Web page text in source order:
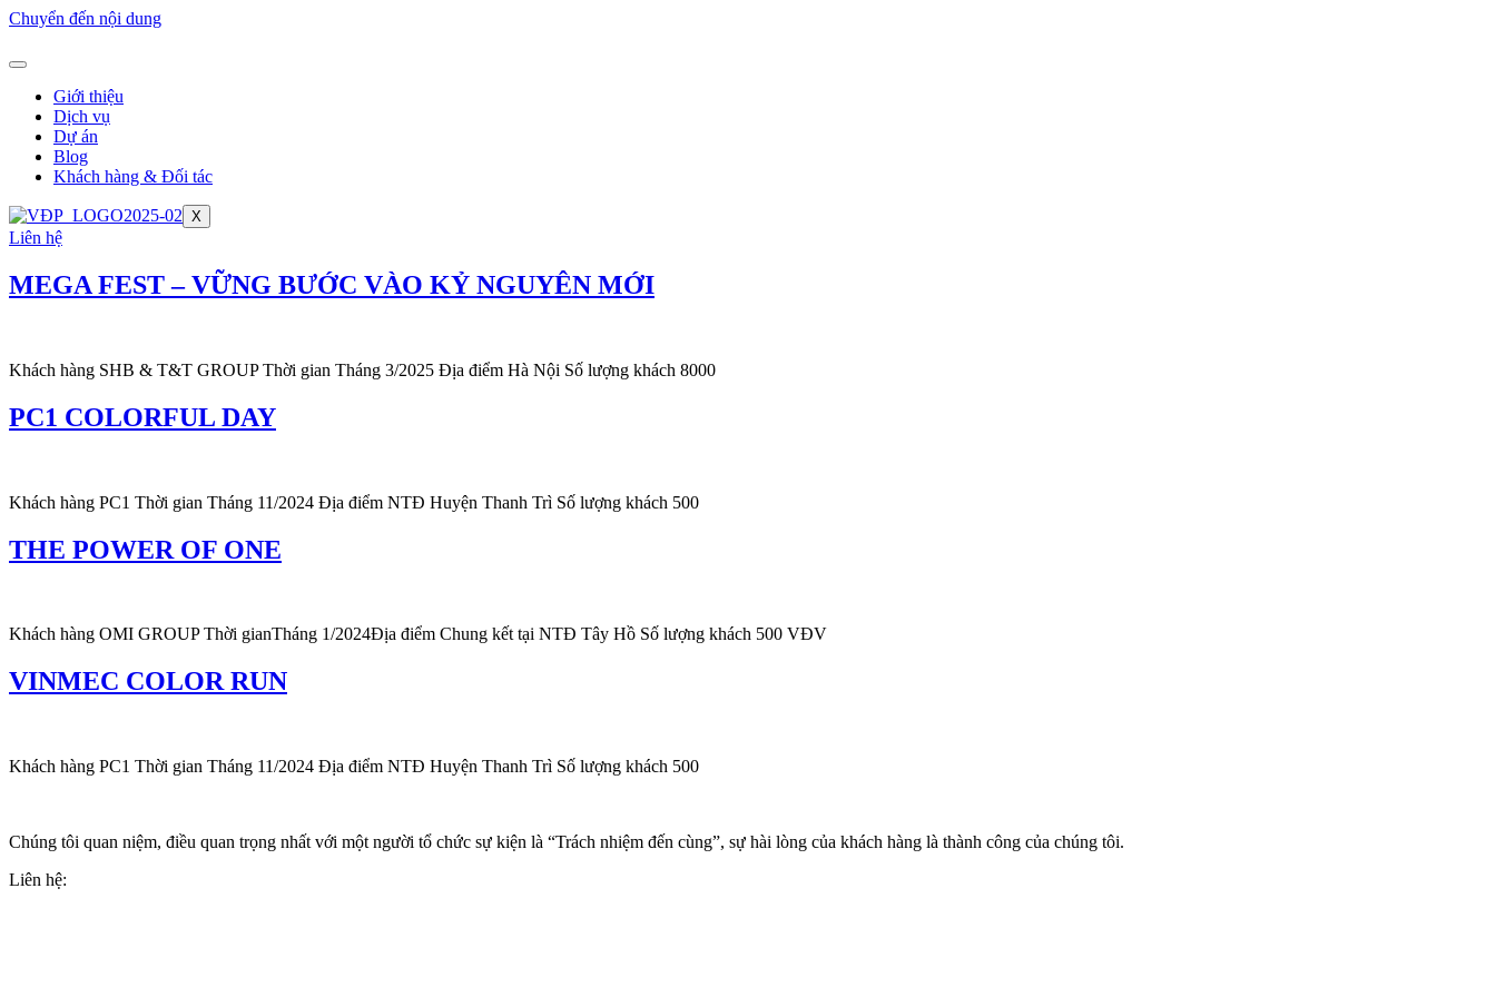
Chuyển đến nội dung
Giới thiệu
Dịch vụ
Dự án
Blog
Khách hàng & Đối tác
X
Liên hệ
MEGA FEST – VỮNG BƯỚC VÀO KỶ NGUYÊN MỚI
Khách hàng SHB & T&T GROUP Thời gian Tháng 3/2025 Địa điểm Hà Nội Số lượng khách 8000
PC1 COLORFUL DAY
Khách hàng PC1 Thời gian Tháng 11/2024 Địa điểm NTĐ Huyện Thanh Trì Số lượng khách 500
THE POWER OF ONE
Khách hàng OMI GROUP Thời gianTháng 1/2024Địa điểm Chung kết tại NTĐ Tây Hồ Số lượng khách 500 VĐV
VINMEC COLOR RUN
Khách hàng PC1 Thời gian Tháng 11/2024 Địa điểm NTĐ Huyện Thanh Trì Số lượng khách 500
Chúng tôi quan niệm, điều quan trọng nhất với một người tổ chức sự kiện là “Trách nhiệm đến cùng”, sự hài lòng của khách hàng là thành công của chúng tôi.
Liên hệ: